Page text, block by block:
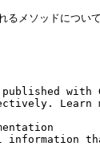
れるメソッド
with
Learn
information